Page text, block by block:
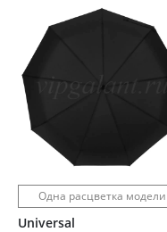
Одна расцветка модели
Universal